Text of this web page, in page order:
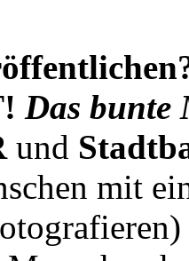
Das bunte
und
mit